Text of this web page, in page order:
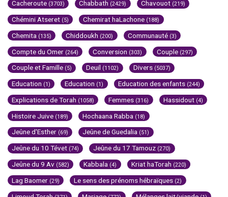
Cacheroute (3703) Chabbath (2429) Chavouot (219)
Chémini Atseret (5) Chemirat haLachone (188)
Chemita (135) Chiddoukh (200) Communauté (3)
Compte du Omer (264) Conversion (303) Couple (297)
Couple et Famille (5) Deuil (1102) Divers (5037)
Education (1) Education (1) Education des enfants (244)
Explications de Torah (1058) Femmes (316) Hassidout (4)
Histoire Juive (189) Hochaana Rabba (18)
Jeûne d'Esther (69) Jeûne de Guedalia (51)
Jeûne du 10 Tévet (74) Jeûne du 17 Tamouz (270)
Jeûne du 9 Av (582) Kabbala (4) Kriat haTorah (220)
Lag Baomer (29) Le sens des prénoms hébraïques (2)